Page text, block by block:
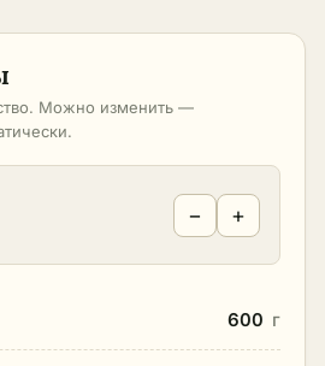
Можно изменить —
− +
600 г